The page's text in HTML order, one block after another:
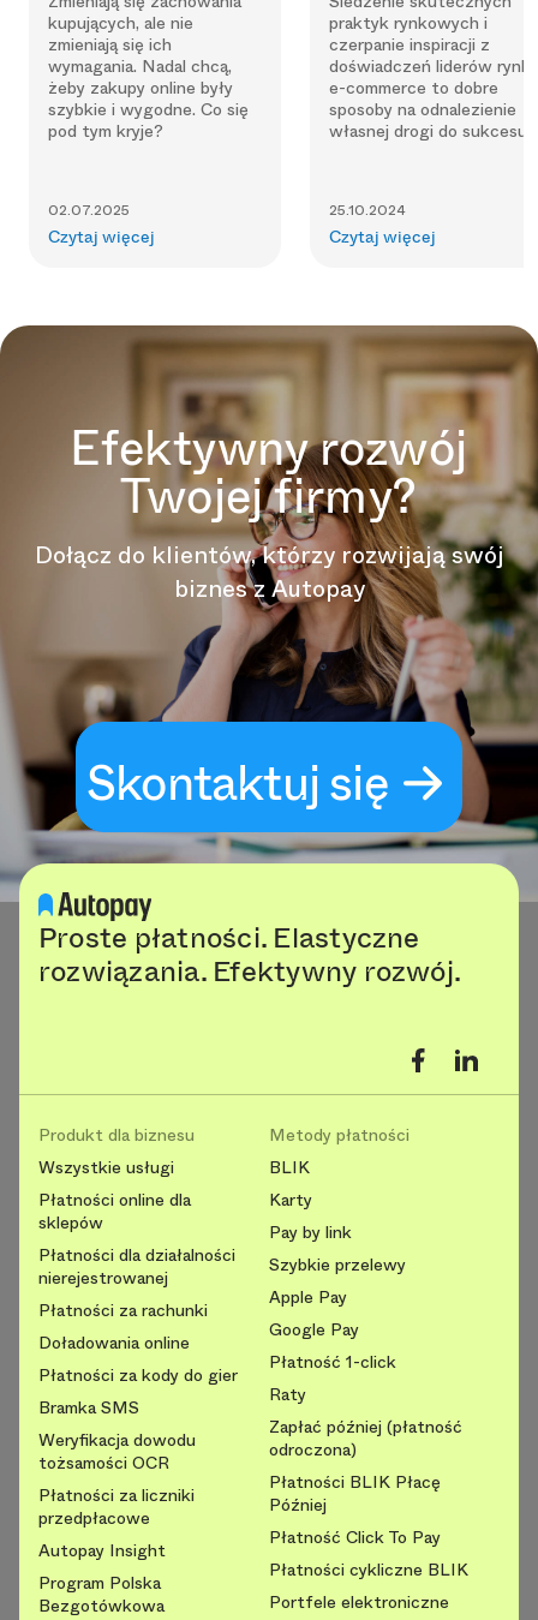
kupujących, ale nie
zmieniają się ich
wymagania. Nadal chcą,
żeby zakupy online były
szybkie i wygodne. Co się
pod tym kryje?
02.07.2025
Czytaj więcej
praktyk rynkowych i
czerpanie inspiracji z
doświadczeń liderów
e-commerce to dobre
sposoby na odnalezienie
własnej drogi do sukcesu.
25.10.2024
Czytaj więcej
Efektywny rozwój
Twojej firmy?
Dołącz do klientów, którzy rozwijają swój
biznes z Autopay
Skontaktuj się
Proste płatności. Elastyczne
rozwiązania. Efektywny rozwój.
Produkt dla biznesu
Wszystkie usługi
Płatności online dla
sklepów
Płatności dla działalności
nierejestrowanej
Płatności za rachunki
Doładowania online
Płatności za kody do gier
Bramka SMS
Weryfikacja dowodu
tożsamości OCR
Płatności za liczniki
przedpłacowe
Autopay Insight
Program Polska
Bezgotówkowa
Metody płatności
BLIK
Karty
Pay by link
Szybkie przelewy
Apple Pay
Google Pay
Płatność 1-click
Raty
Zapłać później (płatność
odroczona)
Płatności BLIK Płacę
Później
Płatność Click To Pay
Płatności cykliczne BLIK
Portfele elektroniczne